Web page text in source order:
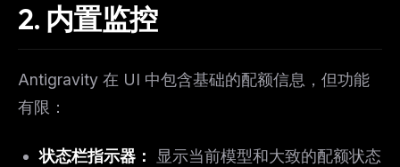
2. 内置监控
Antigravity 在 UI 中包含基础的配额信息，但功能
有限：
状态栏指示器：
显示当前模型和大致的配额状态